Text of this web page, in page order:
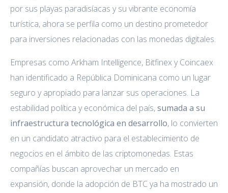
por sus playas paradisíacas y su vibrante economía
turística, ahora se perfila como un destino prometedor
para inversiones relacionadas con las monedas digitales.
Empresas como Arkham Intelligence, Bitfinex y Coincaex
han identificado a República Dominicana como un lugar
seguro y apropiado para lanzar sus operaciones. La
estabilidad política y económica del país,sumada a su
infraestructura tecnológica en desarrollo, lo convierten
en un candidato atractivo para el establecimiento de
negocios en el ámbito de las criptomonedas. Estas
compañías buscan aprovechar un mercado en
expansión, donde la adopción de BTC ya ha mostrado un